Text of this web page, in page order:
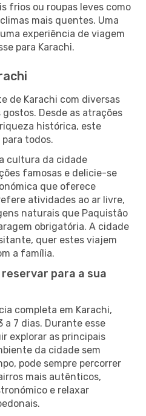
frios ou roupas leves como
mais quentes. Uma
experiência de viagem
para Karachi.
de Karachi com diversas
Desde as atrações
histórica, este
todos.
cultura da cidade
famosas e delicie-se
que oferece
atividades ao ar livre,
naturais que Paquistão
obrigatória. A cidade
quer estes viajem
a família.
para a sua
completa em Karachi,
a 7 dias. Durante esse
explorar as principais
da cidade sem
pode sempre percorrer
mais autênticos,
e relaxar